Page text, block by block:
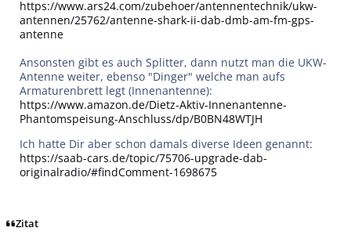
https://www.ars24.com/zubehoer/antennentechnik/ukw-
antennen/25762/antenne-shark-ii-dab-dmb-am-fm-gps-
antenne
Ansonsten gibt es auch Splitter, dann nutzt man die UKW-
Antenne weiter, ebenso "Dinger" welche man aufs
Armaturenbrett legt (Innenantenne):
https://www.amazon.de/Dietz-Aktiv-Innenantenne-
Phantomspeisung-Anschluss/dp/B0BN48WTJH
Ich hatte Dir aber schon damals diverse Ideen genannt:
https://saab-cars.de/topic/75706-upgrade-dab-
originalradio/#findComment-1698675
Zitat